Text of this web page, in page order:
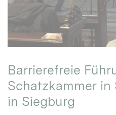
Barrierefreie
Schatzkammer in
in Siegburg